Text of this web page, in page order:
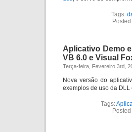
Tags:
Posted
Aplicativo Demo
VB 6.0 e Visual
Terça-feira, Fevereiro 3rd,
Nova versão do
exemplos de uso da
Tags:
Posted